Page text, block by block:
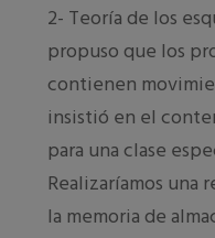
2- Teoría de los
propuso que los
contienen
insistió en el
para una clase
Realizaríamos una
la memoria de